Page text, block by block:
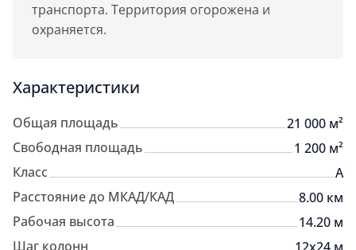
транспорта. Территория огорожена и
охраняется.
Характеристики
Общая площадь
21 000 м²
Свободная площадь
1 200 м²
Класс
A
Расстояние до МКАД/КАД
8.00 км
Рабочая высота
14.20 м
Шаг колонн